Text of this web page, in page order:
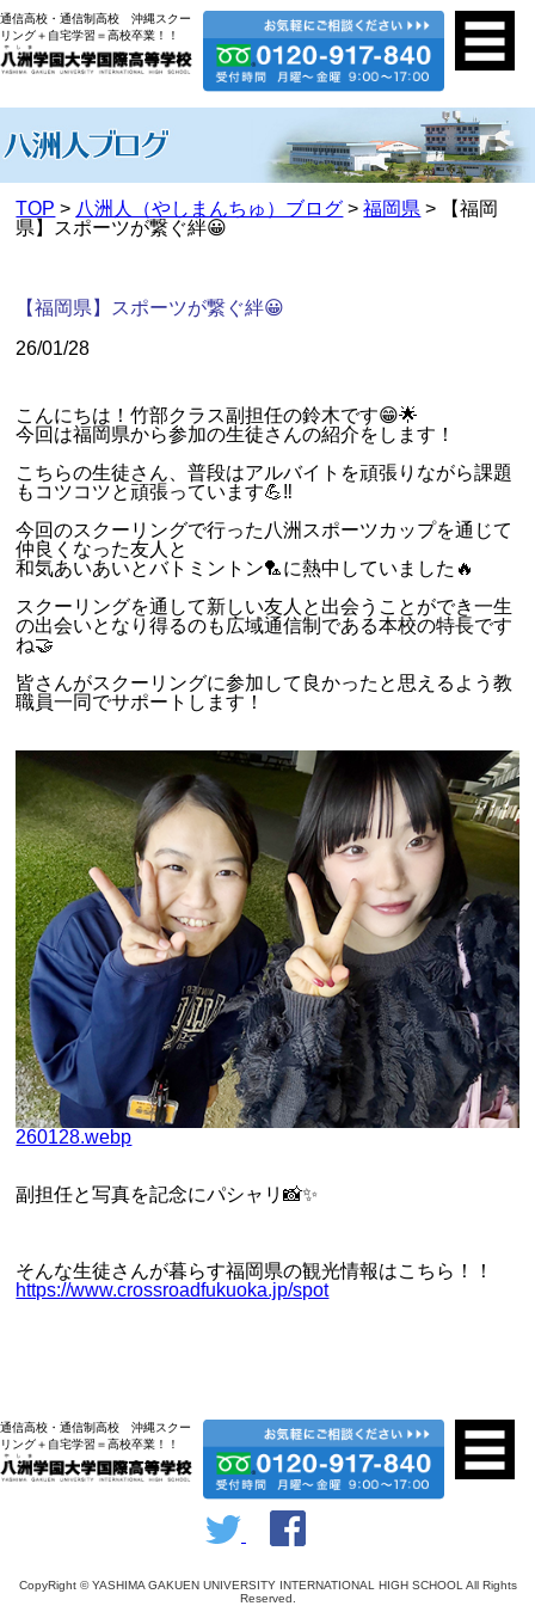
通信高校・通信制高校 沖縄スクー
リング＋自宅学習＝高校卒業！！
TOP > 八洲人（やしまんちゅ）ブログ >福岡県 > 【福岡
県】スポーツが繋ぐ絆😀
【福岡県】スポーツが繋ぐ絆😀
26/01/28
こんにちは！竹部クラス副担任の鈴木です😁🌟
今回は福岡県から参加の生徒さんの紹介をします！
こちらの生徒さん、普段はアルバイトを頑張りながら課題
もコツコツと頑張っています💪‼️
今回のスクーリングで行った八洲スポーツカップを通じて
仲良くなった友人と
和気あいあいとバトミントン🏸に熱中していました🔥
スクーリングを通して新しい友人と出会うことができ一生
の出会いとなり得るのも広域通信制である本校の特長です
ね🤝
皆さんがスクーリングに参加して良かったと思えるよう教
職員一同でサポートします！
260128.webp
副担任と写真を記念にパシャリ📸✨
そんな生徒さんが暮らす福岡県の観光情報はこちら！！
https://www.crossroadfukuoka.jp/spot
通信高校・通信制高校 沖縄スクー
リング＋自宅学習＝高校卒業！！
CopyRight © YASHIMA GAKUEN UNIVERSITY INTERNATIONAL HIGH SCHOOL All Rights
Reserved.